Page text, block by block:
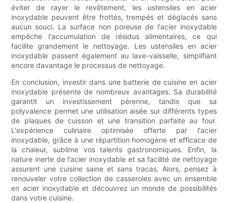
éviter de rayer le revêtement, les ustensiles en acier
inoxydable peuvent être frottés, trempés et déglacés sans
aucun souci. La surface non poreuse de l'acier inoxydable
empêche l'accumulation de résidus alimentaires, ce qui
facilite grandement le nettoyage. Les ustensiles en acier
inoxydable passent également au lave-vaisselle, simplifiant
encore davantage le processus de nettoyage.
En conclusion, investir dans une batterie de cuisine en acier
inoxydable présente de nombreux avantages. Sa durabilité
garantit un investissement pérenne, tandis que sa
polyvalence permet une utilisation aisée sur différents types
de plaques de cuisson et une transition parfaite au four.
L'expérience culinaire optimisée offerte par l'acier
inoxydable, grâce à une répartition homogène et efficace de
la chaleur, sublime vos talents gastronomiques. Enfin, la
nature inerte de l'acier inoxydable et sa facilité de nettoyage
assurent une cuisine saine et sans tracas. Alors, pensez à
renouveler votre collection de casseroles avec un ensemble
en acier inoxydable et découvrez un monde de possibilités
dans votre cuisine.